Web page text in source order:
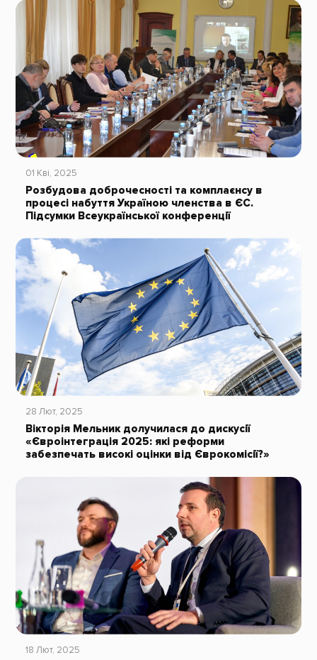
01 Кві, 2025
Розбудова доброчесності та комплаєнсу в
процесі набуття Україною членства в ЄС.
Підсумки Всеукраїнської конференції
28 Лют, 2025
Вікторія Мельник долучилася до дискусії
«Євроінтеграція 2025: які реформи
забезпечать високі оцінки від Єврокомісії?»
18 Лют, 2025